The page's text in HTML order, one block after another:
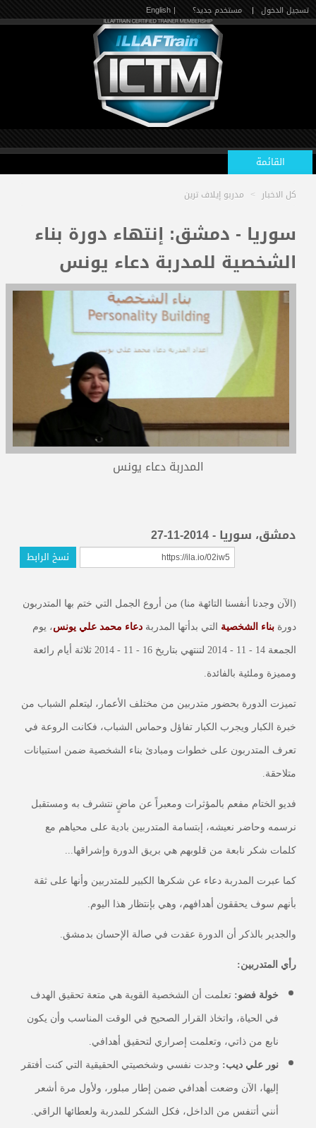
تسجيل الدخول | مستخدم جديد؟ | English
القائمة
الرئيسية
الدورات القادمة
المعتمدون
كل الاخبار > مدربو إيلاف ترين
سوريا - دمشق: إنتهاء دورة بناء
الشخصية للمدربة دعاء يونس
المدربة دعاء يونس
دمشق، سوريا - 2014-11-27
نسخ الرابط
(الآن وجدنا أنفسنا التائهة منا) من أروع الجمل التي ختم بها المتدربون
دورة بناء الشخصية التي بدأتها المدربة دعاء محمد علي يونس، يوم
الجمعة 14 - 11 - 2014 لتنتهي بتاريخ 16 - 11 - 2014 ثلاثة أيام رائعة
ومميزة وملئية بالفائدة.
تميزت الدورة بحضور متدربين من مختلف الأعمار، ليتعلم الشباب من
خبرة الكبار ويجرب الكبار تفاؤل وحماس الشباب، فكانت الروعة في
تعرف المتدربون على خطوات ومبادئ بناء الشخصية ضمن استبيانات
متلاحقة.
فديو الختام مفعم بالمؤثرات ومعبراً عن ماضٍ نتشرف به ومستقبل
نرسمه وحاضر نعيشه، إبتسامة المتدربين بادية على محياهم مع
كلمات شكر نابعة من قلوبهم هي بريق الدورة وإشراقها...
كما عبرت المدربة دعاء عن شكرها الكبير للمتدربين وأنها على ثقة
بأنهم سوف يحققون أهدافهم، وهي بإنتظار هذا اليوم.
والجدير بالذكر أن الدورة عقدت في صالة الإحسان بدمشق.
رأي المتدربين:
خولة فضو: تعلمت أن الشخصية القوية هي متعة تحقيق الهدف
في الحياة، واتخاذ القرار الصحيح في الوقت المناسب وأن يكون
نابع من ذاتي، وتعلمت إصراري لتحقيق أهدافي.
نور علي ديب: وجدت نفسي وشخصيتي الحقيقية التي كنت أفتقر
إليها، الآن وضعت أهدافي ضمن إطار مبلور، ولأول مرة أشعر
أنني أتنفس من الداخل، فكل الشكر للمدربة ولعطائها الراقي.